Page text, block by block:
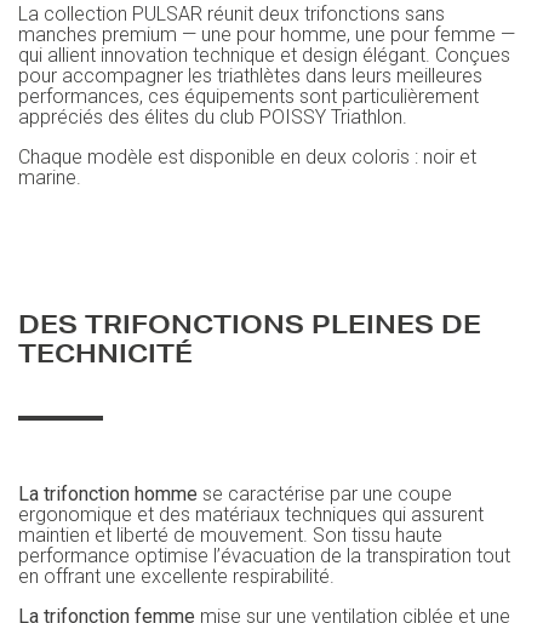
La collection PULSAR réunit deux trifonctions sans
manches premium — une pour homme, une pour femme —
qui allient innovation technique et design élégant. Conçues
pour accompagner les triathlètes dans leurs meilleures
performances, ces équipements sont particulièrement
appréciés des élites du club POISSY Triathlon.
Chaque modèle est disponible en deux coloris : noir et
marine.
DES TRIFONCTIONS PLEINES DE
TECHNICITÉ
La trifonction homme se caractérise par une coupe
ergonomique et des matériaux techniques qui assurent
maintien et liberté de mouvement. Son tissu haute
performance optimise l’évacuation de la transpiration tout
en offrant une excellente respirabilité.
La trifonction femme mise sur une ventilation ciblée et une